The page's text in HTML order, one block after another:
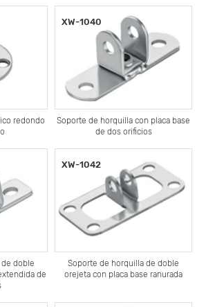
redondo
Soporte de horquilla con placa base
de dos orificios
XW-1040
doble
de
Soporte de horquilla de doble
orejeta con placa base ranurada
XW-1042